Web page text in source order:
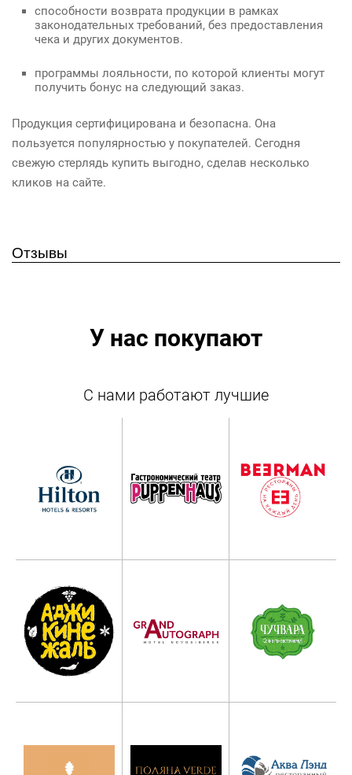
способности возврата продукции в рамках
законодательных требований, без предоставления
чека и других документов.
программы лояльности, по которой клиенты могут
получить бонус на следующий заказ.
Продукция сертифицирована и безопасна. Она
пользуется популярностью у покупателей. Сегодня
свежую стерлядь купить выгодно, сделав несколько
кликов на сайте.
Отзывы
У нас покупают
С нами работают лучшие